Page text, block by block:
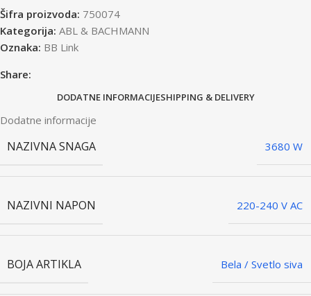
Šifra proizvoda: 750074
Kategorija: ABL & BACHMANN
Oznaka: BB Link
Share:
DODATNE INFORMACIJESHIPPING & DELIVERY
Dodatne informacije
NAZIVNA SNAGA 3680 W
NAZIVNI NAPON 220-240 V AC
BOJA ARTIKLA Bela / Svetlo siva